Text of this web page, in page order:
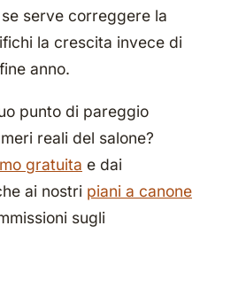
serve correggere la
la crescita invece di
anno.
punto di pareggio
reali del salone?
gratuita e dai
ai nostri piani a canone
sugli